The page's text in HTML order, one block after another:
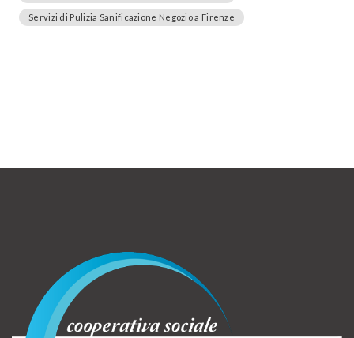
Servizi di Pulizia Sanificazione Negozio a Firenze